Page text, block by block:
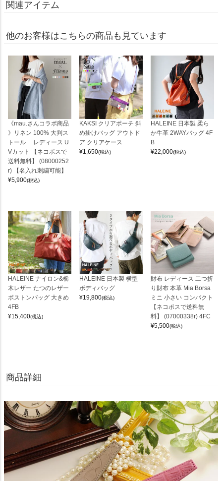
関連アイテム
他のお客様はこちらの商品も見ています
《mau.さんコラボ商品
》リネン 100% 大判ス
トール レディース U
Vカット 【ネコポスで
送料無料】 (08000252
r) 【名入れ刺繍可能】
¥5,900(税込)
KAKSI クリアポーチ 斜
め掛けバッグ アウトド
ア クリアケース
¥1,650(税込)
HALEINE 日本製 柔ら
か牛革 2WAYバッグ 4F
B
¥22,000(税込)
HALEINE ナイロン&栃
木レザー たつのレザー
ボストンバッグ 大きめ
4FB
¥15,400(税込)
HALEINE 日本製 横型
ボディバッグ
¥19,800(税込)
財布 レディース 二つ折
り財布 本革 Mia Borsa
ミニ 小さい コンパクト
【ネコポスで送料無
料】 (07000338r) 4FC
¥5,500(税込)
商品詳細